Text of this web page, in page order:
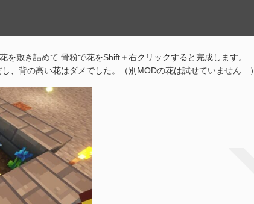
敷き詰めて 骨粉で花をShift＋右クリックすると完成します。
、背の高い花はダメでした。（別MODの花は試せていません…）